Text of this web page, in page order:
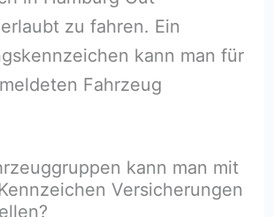
zu fahren. Ein
kann man für
Fahrzeug
kann man mit
Versicherungen